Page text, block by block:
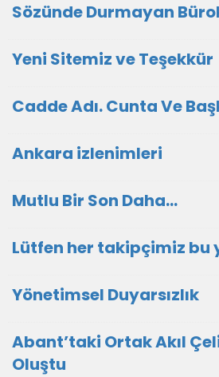
Sözünde Durmayan
Yeni Sitemiz ve Teşekkür
Cadde Adı. Cunta Ve
Ankara izlenimleri
Mutlu Bir Son Daha…
Lütfen her takipçimiz bu
Yönetimsel Duyarsızlık
Abant’taki Ortak Akıl
Oluştu